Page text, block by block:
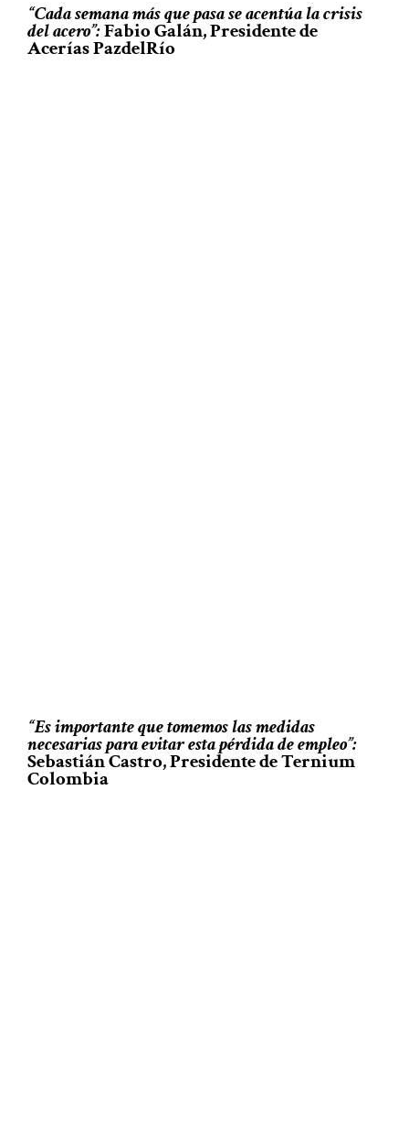
“Cada semana más que pasa se acentúa la crisis
del acero”:Fabio Galán, Presidente de
Acerías PazdelRío
“Es importante que tomemos las medidas
necesarias para evitar esta pérdida de empleo”:
Sebastián Castro, Presidente de Ternium
Colombia